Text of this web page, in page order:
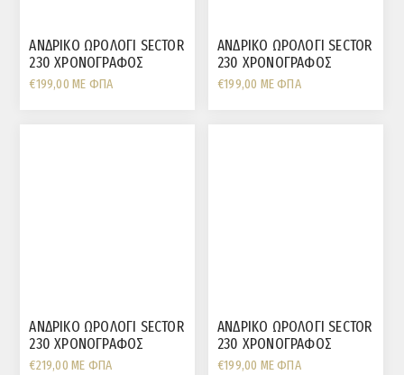
ΑΝΔΡΙΚΟ ΩΡΟΛΟΓΙ SECTOR
230 ΧΡΟΝΟΓΡΑΦΟΣ
ΑΣΠΡΗ ΠΛΑΚΑ
€199,00 ΜΕ ΦΠΑ
ΑΝΔΡΙΚΟ ΩΡΟΛΟΓΙ SECTOR
230 ΧΡΟΝΟΓΡΑΦΟΣ
ΜΑΥΡΗ ΠΛΑΚΑ
€199,00 ΜΕ ΦΠΑ
ΑΝΔΡΙΚΟ ΩΡΟΛΟΓΙ SECTOR
230 ΧΡΟΝΟΓΡΑΦΟΣ
ΜΑΥΡΗ ΠΛΑΚΑ
€219,00 ΜΕ ΦΠΑ
ΑΝΔΡΙΚΟ ΩΡΟΛΟΓΙ SECTOR
230 ΧΡΟΝΟΓΡΑΦΟΣ
ΠΡΑΣΙΝΗ ΠΛΑΚΑ
€199,00 ΜΕ ΦΠΑ